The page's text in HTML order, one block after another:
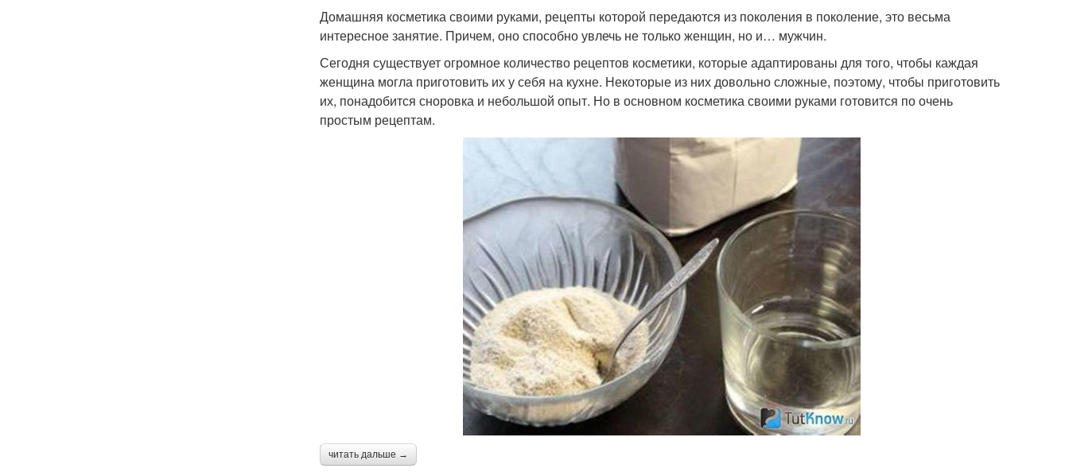
Домашняя косметика своими руками, рецепты которой передаются из поколения в поколение, это весьма
интересное занятие. Причем, оно способно увлечь не только женщин, но и… мужчин.
Сегодня существует огромное количество рецептов косметики, которые адаптированы для того, чтобы каждая
женщина могла приготовить их у себя на кухне. Некоторые из них довольно сложные, поэтому, чтобы приготовить
их, понадобится сноровка и небольшой опыт. Но в основном косметика своими руками готовится по очень
простым рецептам.
читать дальше →